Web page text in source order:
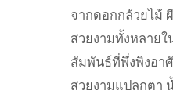
จากดอกกล้วยไม้
สวยงามทั้งหลาย
สัมพันธ์ที่พึ่งพิงอา
สวยงามแปลกตา